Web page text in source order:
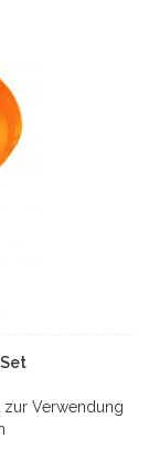
zur Verwendung